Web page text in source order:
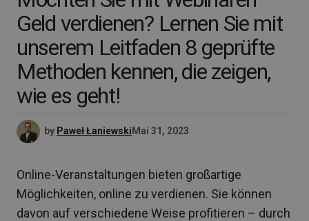
Geld verdienen? Lernen Sie mit
unserem Leitfaden 8 geprüfte
Methoden kennen, die zeigen,
wie es geht!
by Paweł Łaniewski Mai 31, 2023
Online-Veranstaltungen bieten großartige
Möglichkeiten, online zu verdienen. Sie können
davon auf verschiedene Weise profitieren – durch